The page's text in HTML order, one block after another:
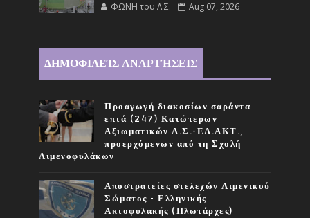
ΦΩΝΗ του Λ.Σ. Aug 07, 2026
ΔΗΜΟΦΙΛΕΊΣ ΑΝΑΡΤΉΣΕΙΣ
Προαγωγή διακοσίων σαράντα
επτά (247) Κατώτερων
Αξιωματικών Λ.Σ.-ΕΛ.ΑΚΤ.,
προερχόμενων από τη Σχολή
Λιμενοφυλάκων
Αποστρατείες στελεχών Λιμενικού
Σώματος - Ελληνικής
Ακτοφυλακής (Πλωτάρχες)